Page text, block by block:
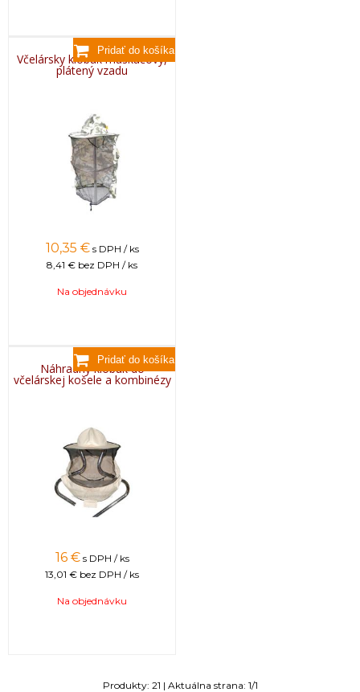
Včelársky klobúk maskáčový,
plátený vzadu
10,35 € s DPH / ks
8,41 € bez DPH / ks
Na objednávku
Náhradný klobúk do
včelárskej košele a kombinézy
16 € s DPH / ks
13,01 € bez DPH / ks
Na objednávku
Produkty: 21 | Aktuálna strana: 1/1